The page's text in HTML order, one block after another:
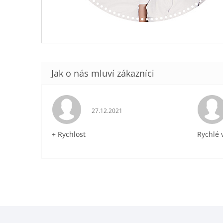
Hodnocení obchodu je 5 z 5 hvězdiček.
27.12.2021
+ Rychlost Rychlé